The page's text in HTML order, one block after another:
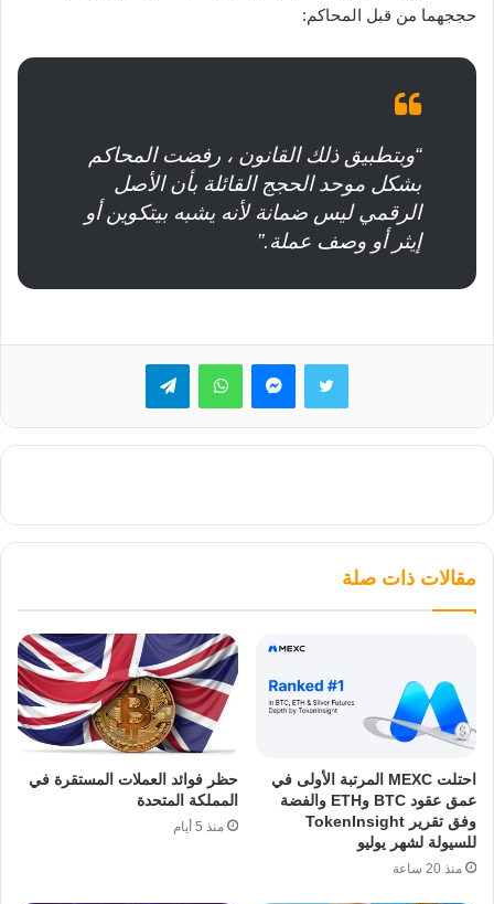
حججهما من قبل المحاكم:
“وبتطبيق ذلك القانون ، رفضت المحاكم
بشكل موحد الحجج القائلة بأن الأصل
الرقمي ليس ضمانة لأنه يشبه بيتكوين أو
إيثر أو وصف عملة.”
تويتر ماسنجرواتساب تيلقرام
مقالات ذات صلة
احتلت MEXC المرتبة الأولى في
عمق عقود BTC وETH والفضة
وفق تقرير TokenInsight
للسيولة لشهر يوليو
منذ 20 ساعة
حظر فوائد العملات المستقرة في
المملكة المتحدة
منذ 5 أيام